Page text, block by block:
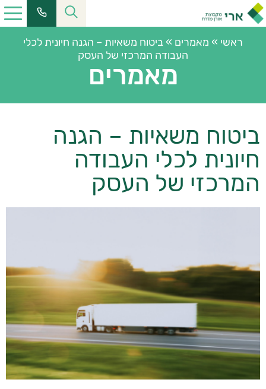
ראשי » מאמרים »ביטוח משאיות – הגנה חיונית לכלי
העבודה המרכזי של העסק
מאמרים
ביטוח משאיות – הגנה
חיונית לכלי העבודה
המרכזי של העסק